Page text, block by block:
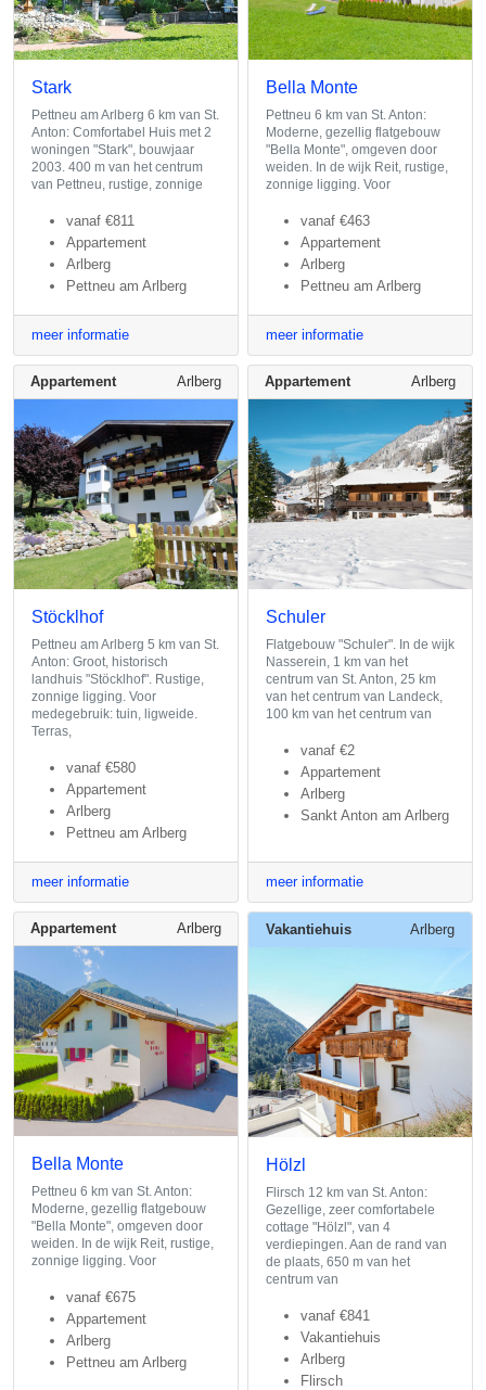
Stark
Pettneu am Arlberg 6 km van St.
Anton: Comfortabel Huis met 2
woningen "Stark", bouwjaar
2003. 400 m van het centrum
van Pettneu, rustige, zonnige
vanaf €811
Appartement
Arlberg
Pettneu am Arlberg
meer informatie
Bella Monte
Pettneu 6 km van St. Anton:
Moderne, gezellig flatgebouw
"Bella Monte", omgeven door
weiden. In de wijk Reit, rustige,
zonnige ligging. Voor
vanaf €463
Appartement
Arlberg
Pettneu am Arlberg
meer informatie
Appartement Arlberg
Stöcklhof
Pettneu am Arlberg 5 km van St.
Anton: Groot, historisch
landhuis "Stöcklhof". Rustige,
zonnige ligging. Voor
medegebruik: tuin, ligweide.
Terras,
vanaf €580
Appartement
Arlberg
Pettneu am Arlberg
meer informatie
Appartement Arlberg
Schuler
Flatgebouw "Schuler". In de wijk
Nasserein, 1 km van het
centrum van St. Anton, 25 km
van het centrum van Landeck,
100 km van het centrum van
vanaf €2
Appartement
Arlberg
Sankt Anton am Arlberg
meer informatie
Appartement Arlberg
Bella Monte
Pettneu 6 km van St. Anton:
Moderne, gezellig flatgebouw
"Bella Monte", omgeven door
weiden. In de wijk Reit, rustige,
zonnige ligging. Voor
vanaf €675
Appartement
Arlberg
Pettneu am Arlberg
Vakantiehuis Arlberg
Hölzl
Flirsch 12 km van St. Anton:
Gezellige, zeer comfortabele
cottage "Hölzl", van 4
verdiepingen. Aan de rand van
de plaats, 650 m van het
centrum van
vanaf €841
Vakantiehuis
Arlberg
Flirsch